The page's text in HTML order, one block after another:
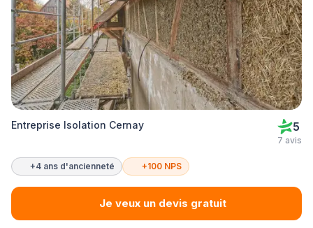
Entreprise Isolation Cernay 5
7 avis
+4 ans d'ancienneté +100 NPS
Je veux un devis gratuit